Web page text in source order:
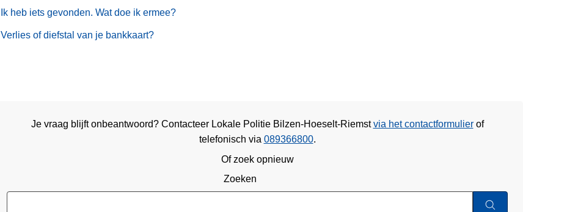
Ik heb iets gevonden. Wat doe ik ermee?
Verlies of diefstal van je bankkaart?
Je vraag blijft onbeantwoord? Contacteer Lokale Politie Bilzen-Hoeselt-Riemstvia het contactformulierof
telefonisch via 089366800.
Of zoek opnieuw
Zoeken